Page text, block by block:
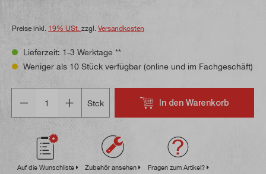
Preise inkl. 19% USt. zzgl. Versandkosten
Lieferzeit: 1-3 Werktage **
Weniger als 10 Stück verfügbar (online und im Fachgeschäft)
Stck
In den Warenkorb
Auf die Wunschliste Zubehör ansehen Fragen zum Artikel?